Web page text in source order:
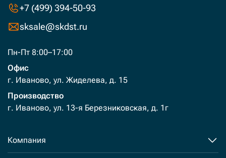
+7 (499) 394-50-93
sksale@skdst.ru
Пн-Пт 8:00–17:00
Офис
г. Иваново, ул. Жиделева, д. 15
Производство
г. Иваново, ул. 13-я Березниковская, д. 1г
Компания